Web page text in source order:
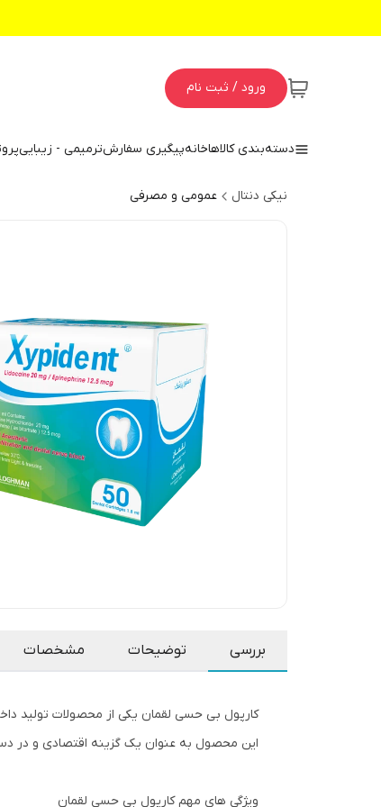
ورود / ثبت نام
دسته‌بندی کالاهاخانهپیگیری سفارشترمیمی - زیبایی
نیکی دنتال عمومی و مصرفی
بررسی توضیحات مشخصات
کارپول بی حسی لقمان یکی از محصولات تولید
این محصول به عنوان یک گزینه اقتصادی و در
ویژگی های مهم کارپول بی حسی لقمان